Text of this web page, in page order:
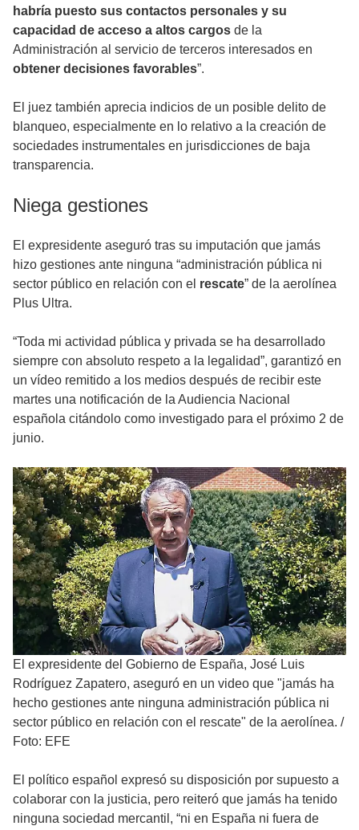
habría puesto sus contactos personales y su
capacidad de acceso a altos cargos de la
Administración al servicio de terceros interesados en
obtener decisiones favorables”.
El juez también aprecia indicios de un posible delito de
blanqueo, especialmente en lo relativo a la creación de
sociedades instrumentales en jurisdicciones de baja
transparencia.
Niega gestiones
El expresidente aseguró tras su imputación que jamás
hizo gestiones ante ninguna “administración pública ni
sector público en relación con el rescate” de la aerolínea
Plus Ultra.
“Toda mi actividad pública y privada se ha desarrollado
siempre con absoluto respeto a la legalidad”, garantizó en
un vídeo remitido a los medios después de recibir este
martes una notificación de la Audiencia Nacional
española citándolo como investigado para el próximo 2 de
junio.
El expresidente del Gobierno de España, José Luis
Rodríguez Zapatero, aseguró en un video que "jamás ha
hecho gestiones ante ninguna administración pública ni
sector público en relación con el rescate" de la aerolínea. /
Foto: EFE
El político español expresó su disposición por supuesto a
colaborar con la justicia, pero reiteró que jamás ha tenido
ninguna sociedad mercantil, “ni en España ni fuera de